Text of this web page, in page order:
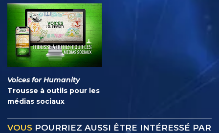
Voices for Humanity
Trousse à outils pour les
médias sociaux
VOUS POURRIEZ AUSSI ÊTRE INTÉRESSÉ PAR